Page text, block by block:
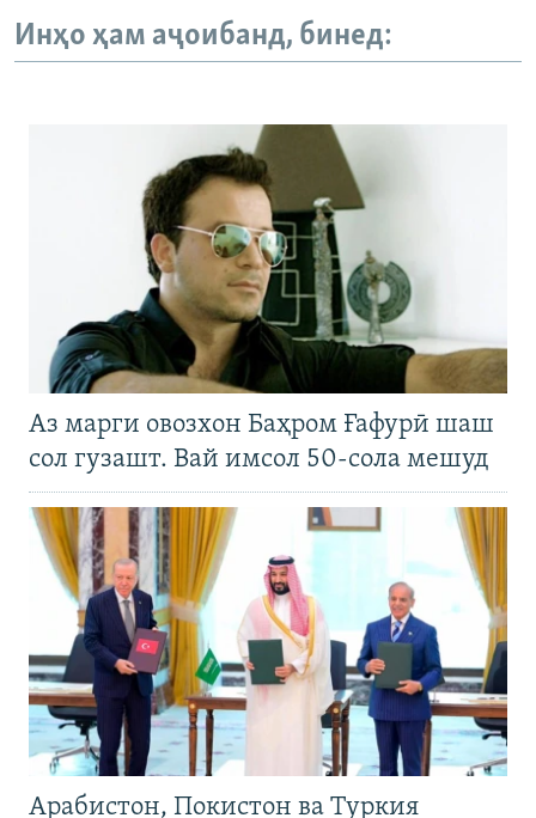
Инҳо ҳам аҷоибанд, бинед:
Аз марги овозхон Баҳром Ғафурӣ шаш
сол гузашт. Вай имсол 50-сола мешуд
Арабистон, Покистон ва Туркия